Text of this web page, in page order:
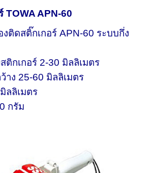
TOWA APN-60
ติดสติ๊กเกอร์ APN-60 ระบบกึ่ง
ติกเกอร์ 2-30 มิลลิเมตร
ง 25-60 มิลลิเมตร
ลลิเมตร
กรัม